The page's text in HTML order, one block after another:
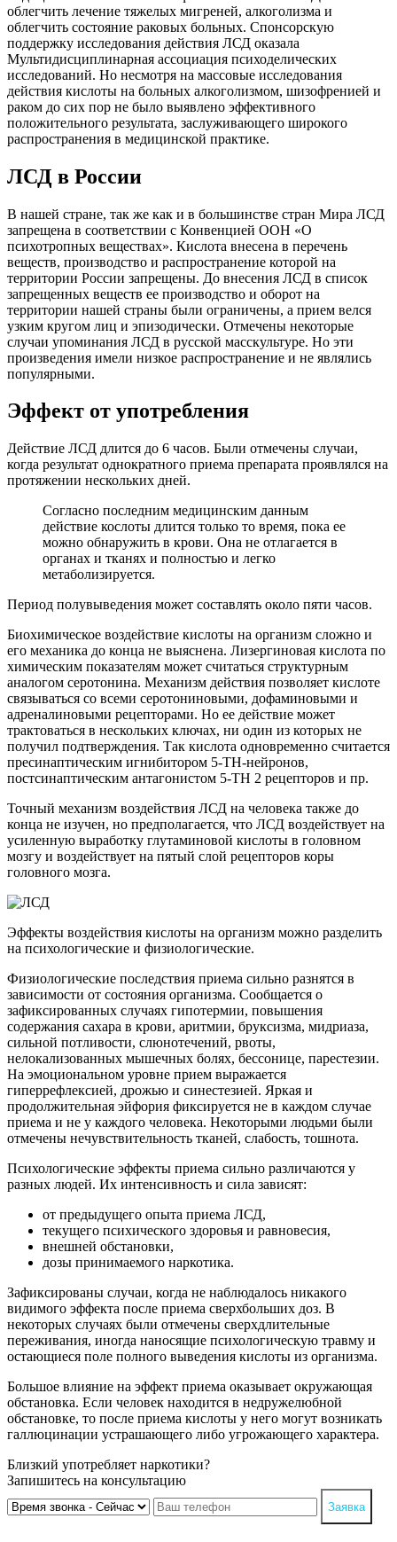
облегчить лечение тяжелых мигреней, алкоголизма и
облегчить состояние раковых больных. Спонсорскую
поддержку исследования действия ЛСД оказала
Мультидисциплинарная ассоциация психоделических
исследований. Но несмотря на массовые исследования
действия кислоты на больных алкоголизмом, шизофренией и
раком до сих пор не было выявлено эффективного
положительного результата, заслуживающего широкого
распространения в медицинской практике.
ЛСД в России
В нашей стране, так же как и в большинстве стран Мира ЛСД
запрещена в соответствии с Конвенцией ООН «О
психотропных веществах». Кислота внесена в перечень
веществ, производство и распространение которой на
территории России запрещены. До внесения ЛСД в список
запрещенных веществ ее производство и оборот на
территории нашей страны были ограничены, а прием велся
узким кругом лиц и эпизодически. Отмечены некоторые
случаи упоминания ЛСД в русской масскультуре. Но эти
произведения имели низкое распространение и не являлись
популярными.
Эффект от употребления
Действие ЛСД длится до 6 часов. Были отмечены случаи,
когда результат однократного приема препарата проявлялся на
протяжении нескольких дней.
Согласно последним медицинским данным
действие кослоты длится только то время, пока ее
можно обнаружить в крови. Она не отлагается в
органах и тканях и полностью и легко
метаболизируется.
Период полувыведения может составлять около пяти часов.
Биохимическое воздействие кислоты на организм сложно и
его механика до конца не выяснена. Лизергиновая кислота по
химическим показателям может считаться структурным
аналогом серотонина. Механизм действия позволяет кислоте
связываться со всеми серотониновыми, дофаминовыми и
адреналиновыми рецепторами. Но ее действие может
трактоваться в нескольких ключах, ни один из которых не
получил подтверждения. Так кислота одновременно считается
пресинаптическим игнибитором 5-ТН-нейронов,
постсинаптическим антагонистом 5-ТН 2 рецепторов и пр.
Точный механизм воздействия ЛСД на человека также до
конца не изучен, но предполагается, что ЛСД воздействует на
усиленную выработку глутаминовой кислоты в головном
мозгу и воздействует на пятый слой рецепторов коры
головного мозга.
Эффекты воздействия кислоты на организм можно разделить
на психологические и физиологические.
Физиологические последствия приема сильно разнятся в
зависимости от состояния организма. Сообщается о
зафиксированных случаях гипотермии, повышения
содержания сахара в крови, аритмии, бруксизма, мидриаза,
сильной потливости, слюнотечений, рвоты,
нелокализованных мышечных болях, бессонице, парестезии.
На эмоциональном уровне прием выражается
гиперрефлексией, дрожью и синестезией. Яркая и
продолжительная эйфория фиксируется не в каждом случае
приема и не у каждого человека. Некоторыми людьми были
отмечены нечувствительность тканей, слабость, тошнота.
Психологические эффекты приема сильно различаются у
разных людей. Их интенсивность и сила зависят:
от предыдущего опыта приема ЛСД,
текущего психического здоровья и равновесия,
внешней обстановки,
дозы принимаемого наркотика.
Зафиксированы случаи, когда не наблюдалось никакого
видимого эффекта после приема сверхбольших доз. В
некоторых случаях были отмечены сверхдлительные
переживания, иногда наносящие психологическую травму и
остающиеся поле полного выведения кислоты из организма.
Большое влияние на эффект приема оказывает окружающая
обстановка. Если человек находится в недружелюбной
обстановке, то после приема кислоты у него могут возникать
галлюцинации устрашающего либо угрожающего характера.
Близкий употребляет наркотики?
Запишитесь на консультацию
Заявка